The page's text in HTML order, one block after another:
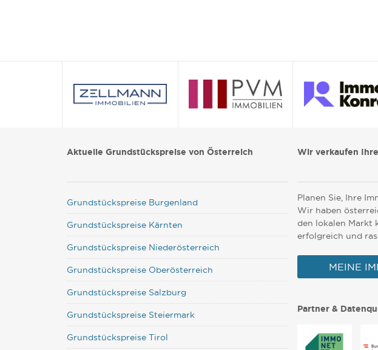
Aktuelle Grundstückspreise von Österreich
Grundstückspreise Burgenland
Grundstückspreise Kärnten
Grundstückspreise Niederösterreich
Grundstückspreise Oberösterreich
Grundstückspreise Salzburg
Grundstückspreise Steiermark
Grundstückspreise Tirol
Wir verkaufen
Planen Sie, Ihre
Wir haben
den lokalen Markt
erfolgreich und
MEINE
Partner &